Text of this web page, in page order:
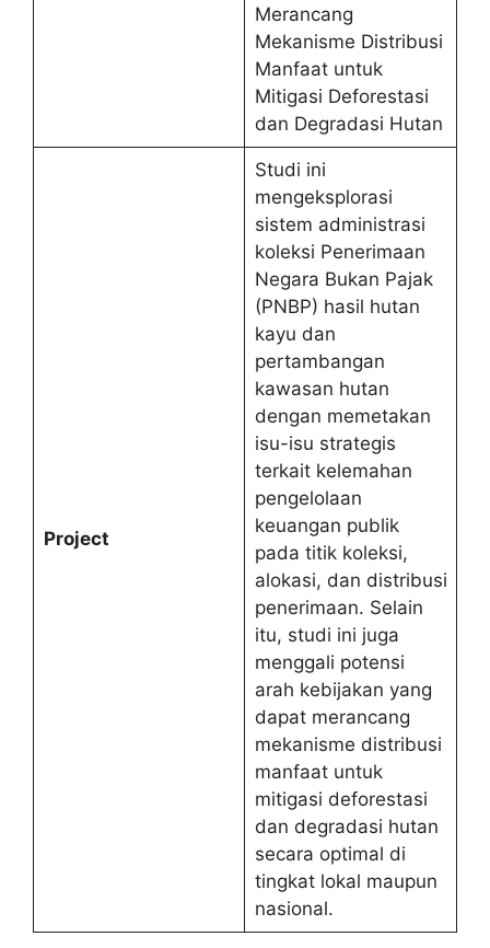
Merancang
Mekanisme Distribusi
Manfaat untuk
Mitigasi Deforestasi
dan Degradasi Hutan
Project
Studi ini
mengeksplorasi
sistem administrasi
koleksi Penerimaan
Negara Bukan Pajak
(PNBP) hasil hutan
kayu dan
pertambangan
kawasan hutan
dengan memetakan
isu-isu strategis
terkait kelemahan
pengelolaan
keuangan publik
pada titik koleksi,
alokasi, dan distribusi
penerimaan. Selain
itu, studi ini juga
menggali potensi
arah kebijakan yang
dapat merancang
mekanisme distribusi
manfaat untuk
mitigasi deforestasi
dan degradasi hutan
secara optimal di
tingkat lokal maupun
nasional.